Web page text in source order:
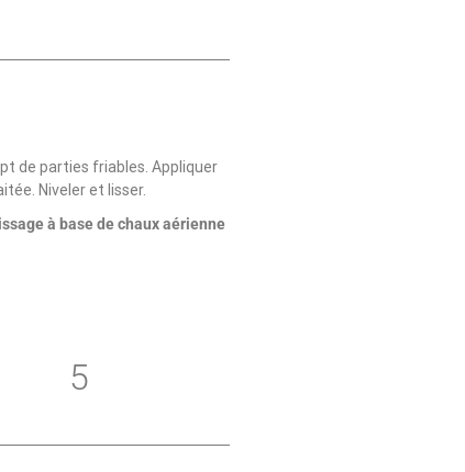
de parties friables. Appliquer
Niveler et lisser.
lissage à base de chaux aérienne
5